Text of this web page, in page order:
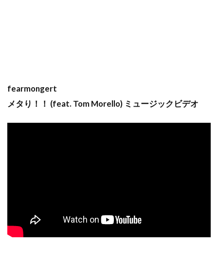
fearmongert
メタり！！ (feat. Tom Morello) ミュージックビデオ